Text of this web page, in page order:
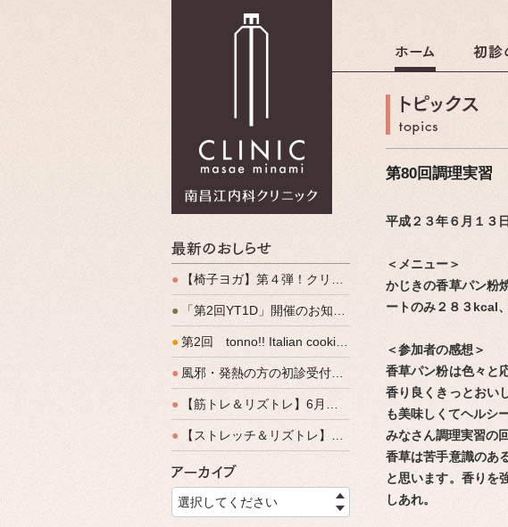
●
【椅子ヨガ】第４弾！クリパルヨガ教室のご案内
● 「第2回YT1D」開催のお知らせ
●第2回 tonno!! Italian cooking 開催しました
● 風邪・発熱の方の初診受付（発熱外来）、始めます
● 【筋トレ＆リズトレ】6月特別運動教室開催のご案内
● 【ストレッチ＆リズトレ】特別運動教室開催のご案内
アーカイブ
選択してください
第80回調理実習
平成２３年６月１３
＜メニュー＞
かじきの香草パン粉
ートのみ２８３kcal
＜参加者の感想＞
香草パン粉は色々と
香り良くきっとおい
も美味しくてヘルシ
みなさん調理実習の
香草は苦手意識のあ
と思います。香りを
しあれ。